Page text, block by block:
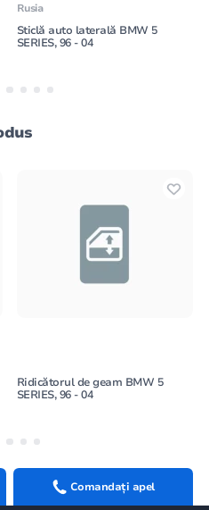
Rusia
Sticlă auto laterală BMW 5
SERIES, 96 - 04
Ridicătorul de geam BMW 5
SERIES, 96 - 04
Comandați apel